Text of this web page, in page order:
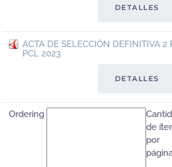
DETALLES
ACTA DE SELECCIÓN DEFINITIVA 2
PCL 2023
DETALLES
Ordering
de
por